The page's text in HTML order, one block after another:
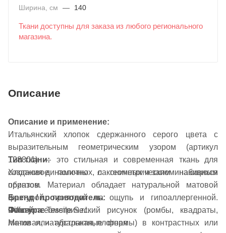
Ширина, см
— 140
Ткани доступны для заказа из любого регионального
магазина.
Описание
Описание и применение:
Итальянский хлопок сдержанного серого цвета с
выразительным геометрическим узором (артикул
128801) — это стильная и современная ткань для
создания динамичных, лаконичных и запоминающихся
образов. Материал обладает натуральной матовой
фактурой, приятной на ощупь и гипоаллергенной.
Четкий геометрический рисунок (ромбы, квадраты,
линии или абстрактные формы) в контрастных или
Тип ткани:
Хлопковое полотно с геометрическим набивным
принтом
Фактура:
Матовая, натуральная, плотная
Бренд / производитель:
Diffusione Tessile S.r.l.